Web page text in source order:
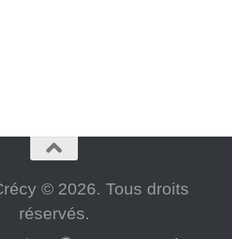
© 2026. Tous droits
réservés.